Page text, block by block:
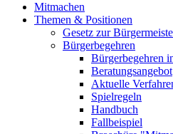
Mitmachen
Themen & Positionen
Gesetz zur
Bürgerbegehren
Bürgerbegehren
Beratungsangebot
Aktuelle
Spielregeln
Handbuch
Fallbeispiel